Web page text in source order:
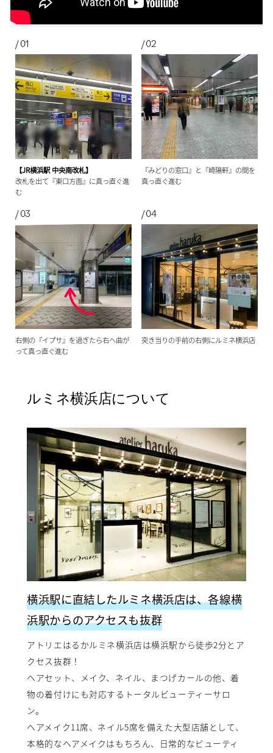
【JR横浜駅 中央南改札】
改札を出て『東口方面』に真っ直ぐ進
む
『みどりの窓口』と『崎陽軒』の間を
真っ直ぐ進む
右側の『イプサ』を過ぎたら右へ曲が
って真っ直ぐ進む
突き当りの手前の右側にルミネ横浜店
ルミネ横浜店について
横浜駅に直結したルミネ横浜店は、各線横
浜駅からのアクセスも抜群
アトリエはるかルミネ横浜店は横浜駅から徒歩2分とア
クセス抜群！
ヘアセット、メイク、ネイル、まつげカールの他、着
物の着付けにも対応するトータルビューティーサロ
ン。
ヘアメイク11席、ネイル5席を備えた大型店舗として、
本格的なヘアメイクはもちろん、日常的なビューティ